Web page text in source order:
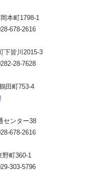
本町1798-1
678-2616
下皆川2015-3
28-7628
田町753-4
センター38
678-2616
野町360-1
303-5796